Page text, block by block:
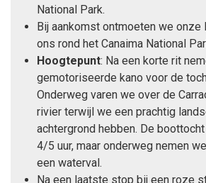
National Park.
Bij aankomst ontmoeten we onze
ons rond het Canaima National
Hoogtepunt: Na een korte rit
gemotoriseerde kano voor de
Onderweg varen we over de
rivier terwijl we een prachtig
achtergrond hebben. De
4/5 uur, maar onderweg nemen
een waterval.
Na een laatste stop bij een roze